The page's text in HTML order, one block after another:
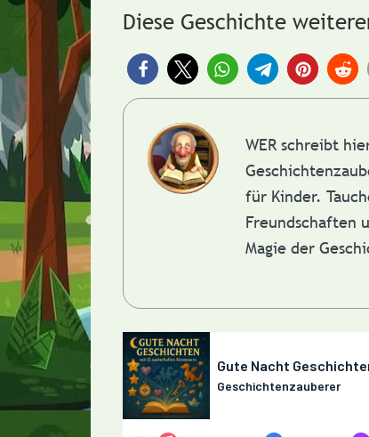
Diese Geschichte
WER schreibt
für Kinder.
Freundschaften
Magie der